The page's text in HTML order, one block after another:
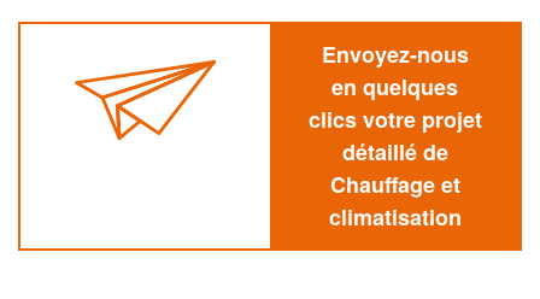
Envoyez-nous
en quelques
clics votre projet
détaillé de
Chauffage et
climatisation